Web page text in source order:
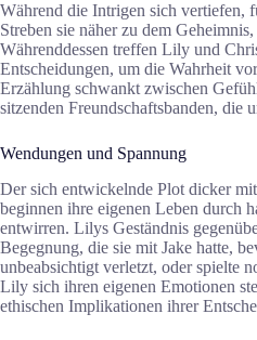
Während die Intrigen sich vertiefen,
Streben sie näher zu dem
Währenddessen treffen Lily und
Entscheidungen, um die Wahrheit
Erzählung schwankt zwischen
sitzenden Freundschaftsbanden, die
Wendungen und Spannung
Der sich entwickelnde Plot dicker
beginnen ihre eigenen Leben durch
entwirren. Lilys Geständnis
Begegnung, die sie mit Jake hatte,
unbeabsichtigt verletzt, oder spielte
Lily sich ihren eigenen Emotionen
ethischen Implikationen ihrer